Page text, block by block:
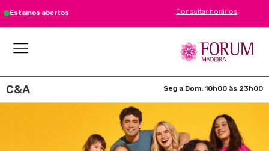
Estamos abertos Consultar horários
C&A Seg a Dom: 10h00 às 23h00